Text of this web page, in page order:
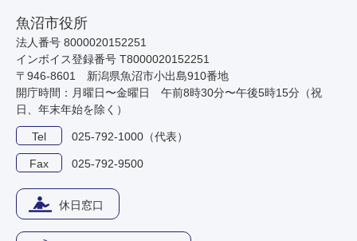
魚沼市役所
法人番号 8000020152251
インボイス登録番号 T8000020152251
〒946-8601 新潟県魚沼市小出島910番地
開庁時間：月曜日〜金曜日 午前8時30分〜午後5時15分（祝
日、年末年始を除く）
Tel 025-792-1000（代表）
Fax 025-792-9500
休日窓口